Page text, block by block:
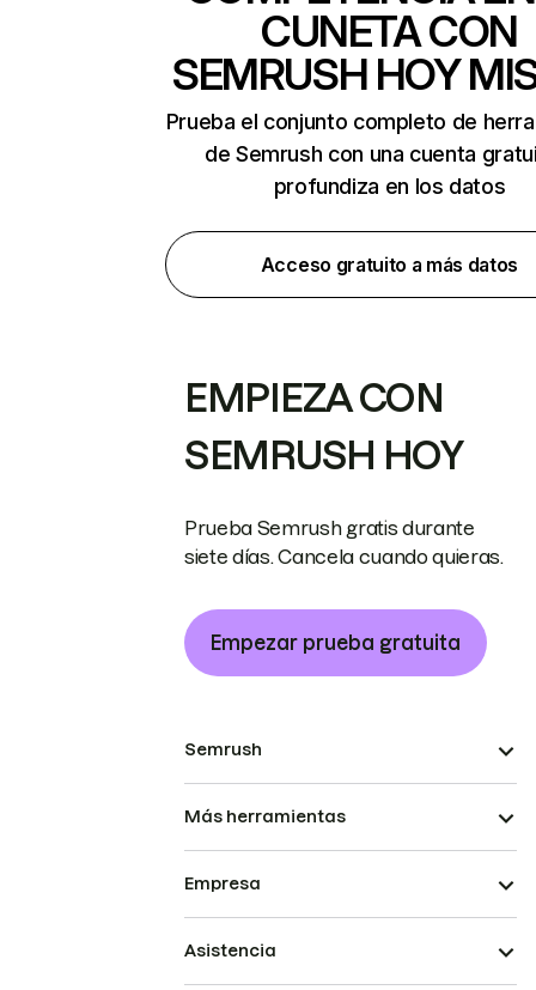
CUNETA CON
SEMRUSH HOY
Prueba el conjunto completo de
de Semrush con una cuenta
profundiza en los datos
Acceso gratuito a más datos
EMPIEZA CON
SEMRUSH HOY
Prueba Semrush gratis durante
siete días. Cancela cuando quieras.
Empezar prueba gratuita
Semrush
Más herramientas
Empresa
Asistencia